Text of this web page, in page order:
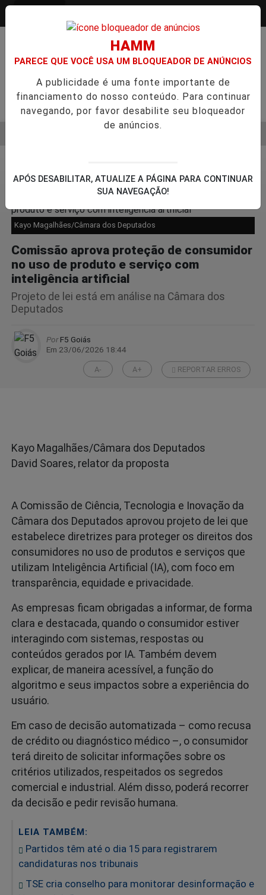
Pesquisar Notícia
Política
Kayo Magalhães/Câmara dos Deputados
Comissão aprova proteção de consumidor
no uso de produto e serviço com
inteligência artificial
Projeto de lei está em análise na Câmara dos
Deputados
PorF5 Goiás
Em 23/06/2026 18:44
A- A+ REPORTAR ERROS
Kayo Magalhães/Câmara dos Deputados
David Soares, relator da proposta
A Comissão de Ciência, Tecnologia e Inovação da
Câmara dos Deputados aprovou projeto de lei que
estabelece diretrizes para proteger os direitos dos
consumidores no uso de produtos e serviços que
utilizam Inteligência Artificial (IA), com foco em
transparência, equidade e privacidade.
As empresas ficam obrigadas a informar, de forma
clara e destacada, quando o consumidor estiver
interagindo com sistemas, respostas ou
conteúdos gerados por IA. Também devem
explicar, de maneira acessível, a função do
algoritmo e seus impactos sobre a experiência do
usuário.
Em caso de decisão automatizada – como recusa
de crédito ou diagnóstico médico –, o consumidor
terá direito de solicitar informações sobre os
critérios utilizados, respeitados os segredos
comercial e industrial. Além disso, poderá recorrer
da decisão e pedir revisão humana.
LEIA TAMBÉM:
Partidos têm até o dia 15 para registrarem
candidaturas nos tribunais
TSE cria conselho para monitorar desinformação e
HAMM
PARECE QUE VOCÊ USA UM BLOQUEADOR DE ANÚNCIOS
A publicidade é uma fonte importante de
financiamento do nosso conteúdo. Para continuar
navegando, por favor desabilite seu bloqueador
de anúncios.
APÓS DESABILITAR, ATUALIZE A PÁGINA PARA CONTINUAR
SUA NAVEGAÇÃO!